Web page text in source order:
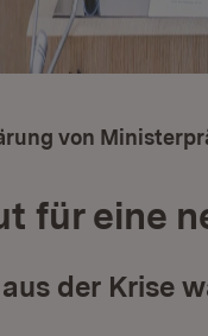
von
für eine
der Krise